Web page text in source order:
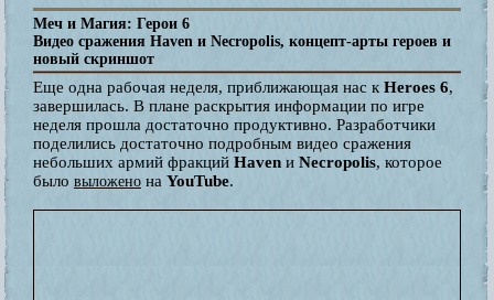
Меч и Магия: Герои 6
Видео сражения Haven и Necropolis, концепт-арты героев и
новый скриншот
Еще одна рабочая неделя, приближающая нас к Heroes 6,
завершилась. В плане раскрытия информации по игре
неделя прошла достаточно продуктивно. Разработчики
поделились достаточно подробным видео сражения
небольших армий фракций Haven и Necropolis, которое
было выложено на YouTube.